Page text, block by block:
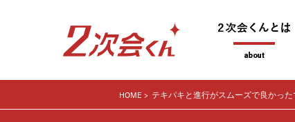
HOME テキパキと進行がスムーズで良かっ